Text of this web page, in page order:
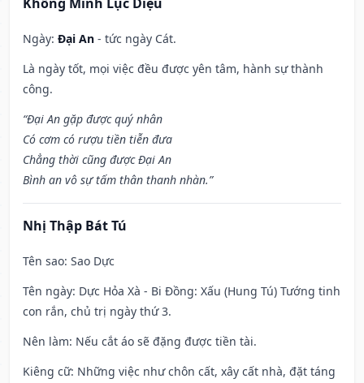
Ngày: Đại An - tức ngày Cát.
Là ngày tốt, mọi việc đều được yên tâm, hành sự thành
công.
“Đại An gặp được quý nhân
Có cơm có rượu tiền tiễn đưa
Chẳng thời cũng được Đại An
Bình an vô sự tấm thân thanh nhàn.”
Nhị Thập Bát Tú
Tên sao: Sao Dực
Tên ngày: Dực Hỏa Xà - Bi Đồng: Xấu (Hung Tú) Tướng tinh
con rắn, chủ trị ngày thứ 3.
Nên làm: Nếu cắt áo sẽ đặng được tiền tài.
Kiêng cữ: Những việc như chôn cất, xây cất nhà, đặt táng